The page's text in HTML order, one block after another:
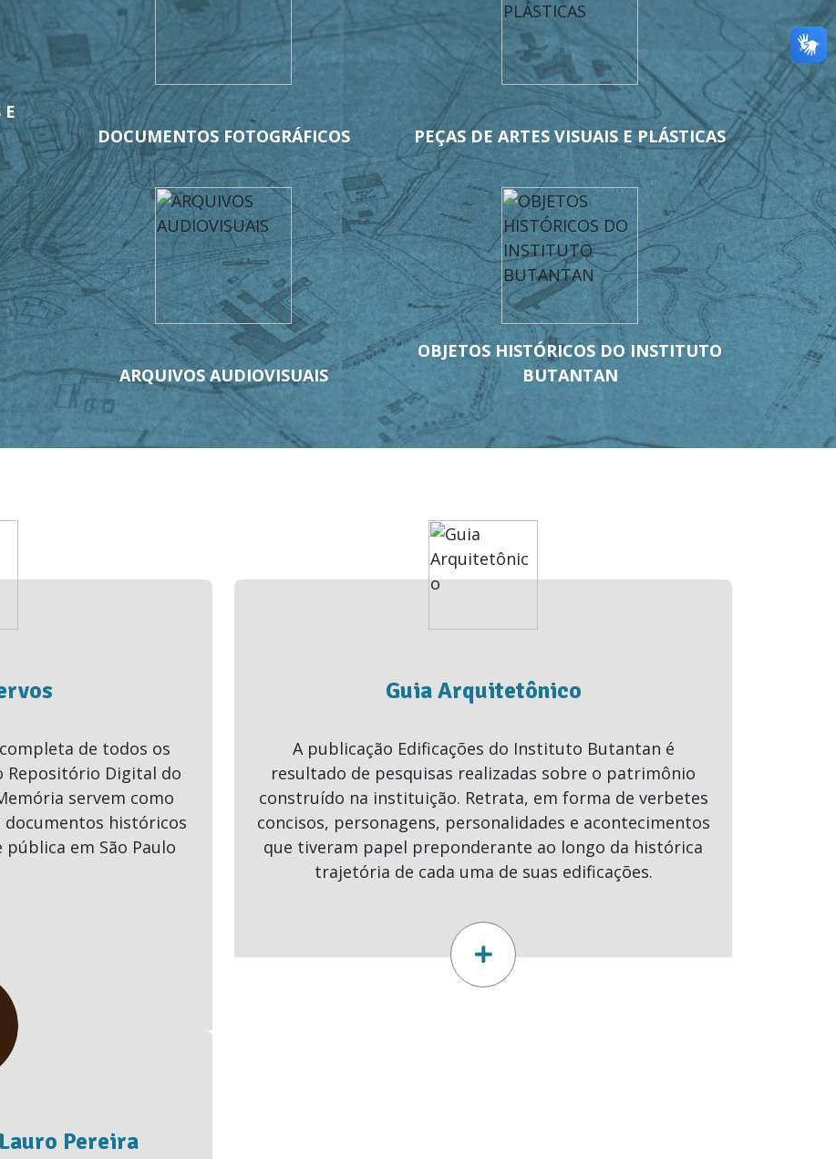
DOCUMENTOS FOTOGRÁFICOS PEÇAS DE ARTES VISUAIS E PLÁSTICAS
ARQUIVOS AUDIOVISUAIS
OBJETOS HISTÓRICOS DO INSTITUTO
BUTANTAN
de todos os
Repositório Digital do
servem como
históricos
em São Paulo
Guia Arquitetônico
A publicação Edificações do Instituto Butantan é
resultado de pesquisas realizadas sobre o patrimônio
construído na instituição. Retrata, em forma de verbetes
concisos, personagens, personalidades e acontecimentos
que tiveram papel preponderante ao longo da histórica
trajetória de cada uma de suas edificações.
Pereira